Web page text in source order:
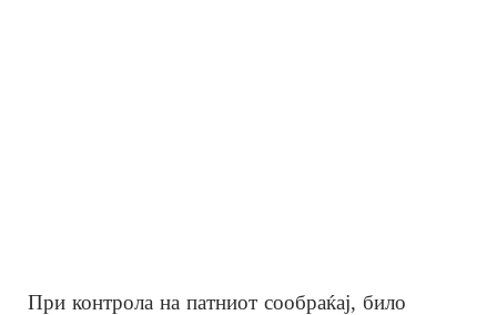
При контрола на патниот сообраќај, било